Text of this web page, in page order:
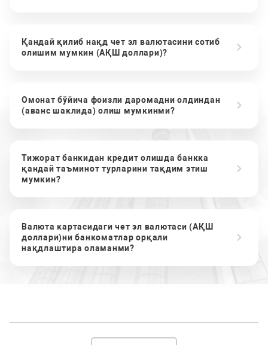
Қандай қилиб нақд чет эл валютасини сотиб
олишим мумкин (АҚШ доллари)?
Омонат бўйича фоизли даромадни олдиндан
(аванс шаклида) олиш мумкинми?
Тижорат банкидан кредит олишда банкка
қандай таъминот турларини тақдим этиш
мумкин?
Валюта картасидаги чет эл валютаси (АҚШ
доллари)ни банкоматлар орқали
нақдлаштира оламанми?